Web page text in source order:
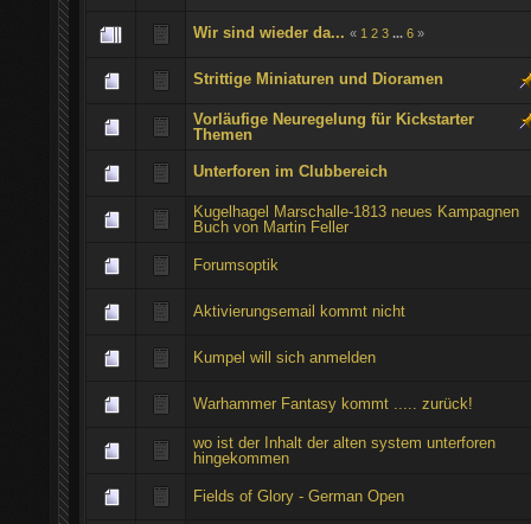
Wir sind wieder da... « 1 2 3 ...6 »
Strittige Miniaturen und Dioramen
Vorläufige Neuregelung für Kickstarter
Themen
Unterforen im Clubbereich
Kugelhagel Marschalle-1813 neues Kampagnen
Buch von Martin Feller
Forumsoptik
Aktivierungsemail kommt nicht
Kumpel will sich anmelden
Warhammer Fantasy kommt ..... zurück!
wo ist der Inhalt der alten system unterforen
hingekommen
Fields of Glory - German Open